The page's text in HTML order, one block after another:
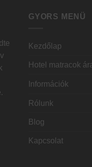
GYORS MENÜ
Kezdőlap
Hotel matracok
Információk
Rólunk
Blog
Kapcsolat